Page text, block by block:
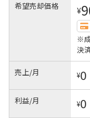
希望売却価格 ¥
※
決
売上/月 ¥0
利益/月 ¥0